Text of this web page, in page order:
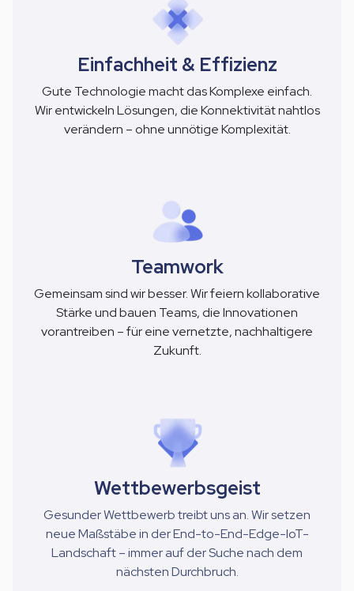
Einfachheit & Effizienz
Gute Technologie macht das Komplexe einfach.
Wir entwickeln Lösungen, die Konnektivität nahtlos
verändern – ohne unnötige Komplexität.
Teamwork
Gemeinsam sind wir besser. Wir feiern kollaborative
Stärke und bauen Teams, die Innovationen
vorantreiben – für eine vernetzte, nachhaltigere
Zukunft.
Wettbewerbsgeist
Gesunder Wettbewerb treibt uns an. Wir setzen
neue Maßstäbe in der End-to-End-Edge-IoT-
Landschaft – immer auf der Suche nach dem
nächsten Durchbruch.